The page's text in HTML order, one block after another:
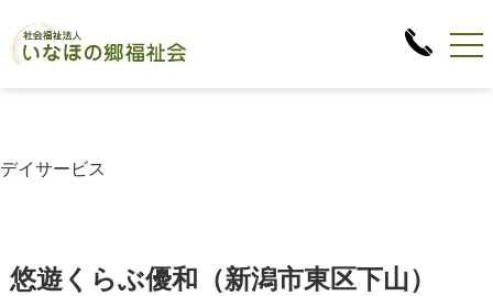
デイサービス
悠遊くらぶ優和（新潟市東区下山）